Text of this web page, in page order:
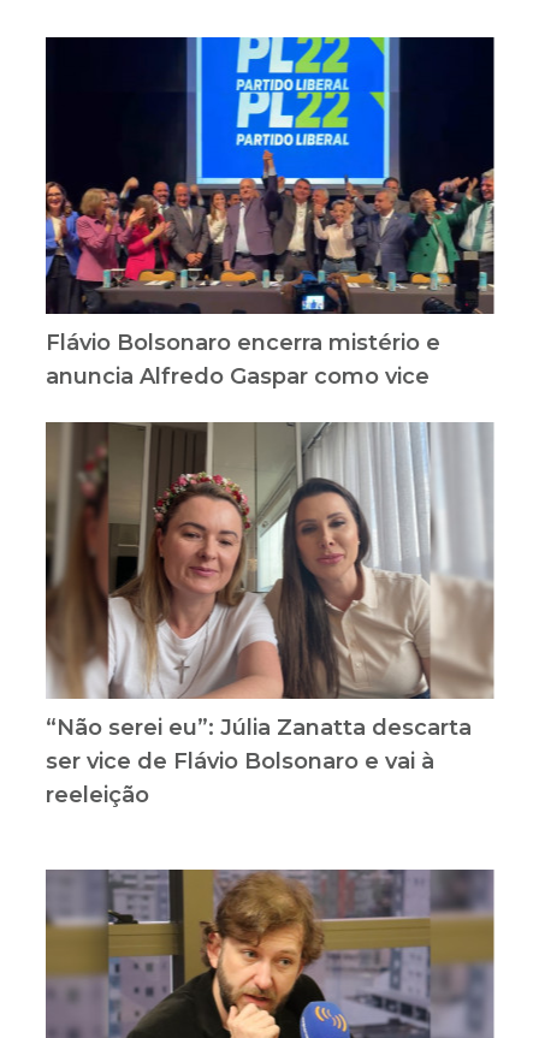
Flávio Bolsonaro encerra mistério e
anuncia Alfredo Gaspar como vice
“Não serei eu”: Júlia Zanatta descarta
ser vice de Flávio Bolsonaro e vai à
reeleição